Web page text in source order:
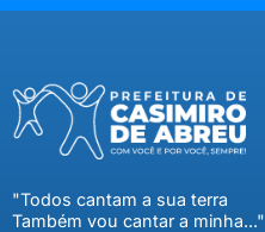
"Todos cantam a sua terra
Também vou cantar a minha..."